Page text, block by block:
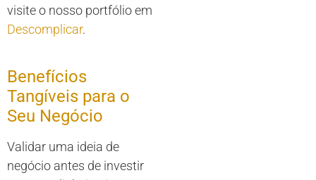
visite o nosso portfólio em
Descomplicar.
Benefícios
Tangíveis para o
Seu Negócio
Validar uma ideia de
negócio antes de investir